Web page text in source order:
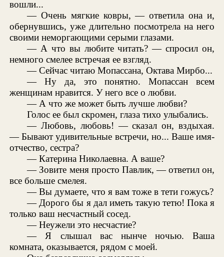
вошли...
— Очень мягкие ковры, — ответила она и,
обернувшись, уже длительно посмотрела на него
своими неморгающими серыми глазами.
— А что вы любите читать? — спросил он,
немного смелее встречая ее взгляд.
— Сейчас читаю Мопассана, Октава Мирбо...
— Ну да, это понятно. Мопассан всем
женщинам нравится. У него все о любви.
— А что же может быть лучше любви?
Голос ее был скромен, глаза тихо улыбались.
— Любовь, любовь! — сказал он, вздыхая.
— Бывают удивительные встречи, но... Ваше имя-
отчество, сестра?
— Катерина Николаевна. А ваше?
— Зовите меня просто Павлик, — ответил он,
все больше смелея.
— Вы думаете, что я вам тоже в тети гожусь?
— Дорого бы я дал иметь такую тетю! Пока я
только ваш несчастный сосед.
— Неужели это несчастие?
— Я слышал вас нынче ночью. Ваша
комната, оказывается, рядом с моей.